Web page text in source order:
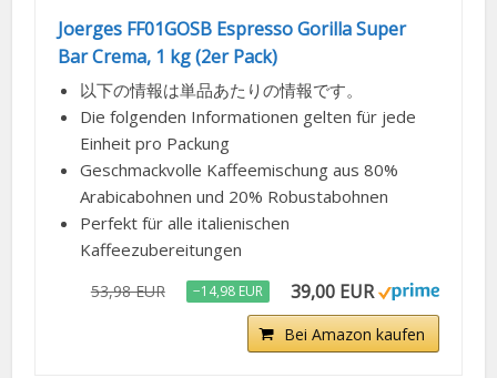
Joerges FF01GOSB Espresso Gorilla Super
Bar Crema, 1 kg (2er Pack)
以下の情報は単品あたりの情報です。
Die folgenden Informationen gelten für jede
Einheit pro Packung
Geschmackvolle Kaffeemischung aus 80%
Arabicabohnen und 20% Robustabohnen
Perfekt für alle italienischen
Kaffeezubereitungen
53,98 EUR −14,98 EUR 39,00 EUR
Bei Amazon kaufen